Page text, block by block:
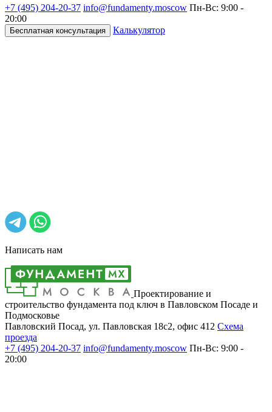
+7 (495) 204-20-37 info@fundamenty.moscow Пн-Вс: 9:00 -
20:00
Бесплатная консультация Калькулятор
Написать нам
Проектирование и
строительство фундамента под ключ в Павловском Посаде и
Подмосковье
Павловский Посад, ул. Павловская 18с2, офис 412 Cхема
проезда
+7 (495) 204-20-37 info@fundamenty.moscow Пн-Вс: 9:00 -
20:00